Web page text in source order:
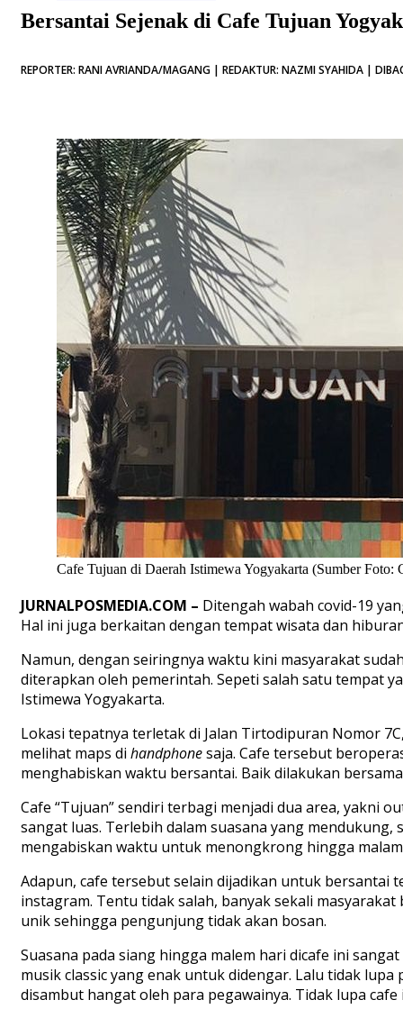
Bersantai Sejenak di Cafe Tujuan
REPORTER: RANI AVRIANDA/MAGANG | REDAKTUR: NAZMI SYAHIDA |
Cafe Tujuan di Daerah Istimewa Yogyakarta (Sumber Foto:
JURNALPOSMEDIA.COM – Ditengah wabah covid-19
Hal ini juga berkaitan dengan tempat wisata dan
Namun, dengan seiringnya waktu kini masyarakat
diterapkan oleh pemerintah. Sepeti salah satu tempat
Istimewa Yogyakarta.
Lokasi tepatnya terletak di Jalan Tirtodipuran Nomor
melihat maps di handphonesaja. Cafe tersebut
menghabiskan waktu bersantai. Baik dilakukan
Cafe “Tujuan” sendiri terbagi menjadi dua area, yakni
sangat luas. Terlebih dalam suasana yang
mengabiskan waktu untuk menongkrong hingga
Adapun, cafe tersebut selain dijadikan untuk bersantai
instagram. Tentu tidak salah, banyak sekali
unik sehingga pengunjung tidak akan bosan.
Suasana pada siang hingga malem hari dicafe ini
musik classic yang enak untuk didengar. Lalu tidak
disambut hangat oleh para pegawainya. Tidak lupa